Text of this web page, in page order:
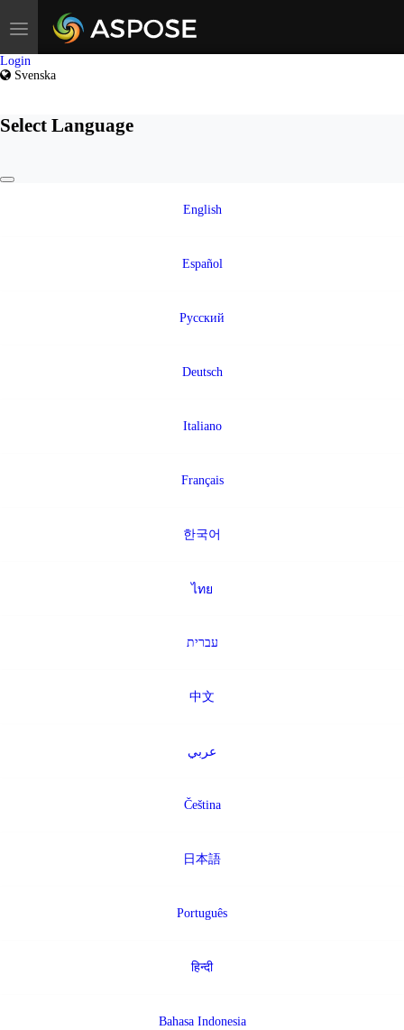
Toggle
navigation
Login
Svenska
Select Language
English
Español
Русский
Deutsch
Italiano
Français
한국어
ไทย
עברית
中文
عربي
Čeština
日本語
Português
हिन्दी
Bahasa Indonesia